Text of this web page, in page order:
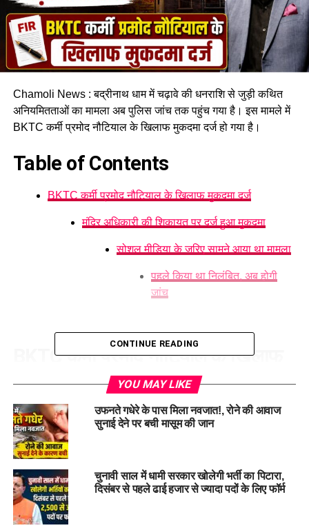
Chamoli News : बद्रीनाथ धाम में चढ़ावे की धनराशि से जुड़ी कथित
अनियमितताओं का मामला अब पुलिस जांच तक पहुंच गया है। इस मामले में
BKTC कर्मी प्रमोद नौटियाल के खिलाफ मुकदमा दर्ज हो गया है।
Table of Contents
BKTC कर्मी प्रमोद नौटियाल के खिलाफ मुकदमा दर्ज
मंदिर अधिकारी की शिकायत पर दर्ज हुआ मुकदमा
सोशल मीडिया के जरिए सामने आया था मामला
पहले किया था निलंबित, अब होगी
जांच
BKTC कर्मी प्रमोद नौटियाल के खिलाफ
मुकदमा दर्ज
बद्रीनाथ-केदारनाथ मंदिर समिति (BKTC) के अध्यक्ष कार्यालय में तैनात
व्यक्तिगत सहायक प्रमोद नौटियाल के खिलाफ बदरीनाथ थाना पुलिस ने
मुकदमा दर्ज कर जांच शुरू कर दी है। इससे पहले समिति उन्हें निलंबित कर
विभागीय जांच भी शुरू कर चुकी है।
मंदिर अधिकारी की शिकायत पर दर्ज हुआ मुकदमा
बद्रीनाथ धामके मंदिर अधिकारी युद्धवीर पुष्पवाण की लिखित शिकायत के
CONTINUE READING
YOU MAY LIKE
उफनते गधेरे के पास मिला नवजात!, रोने की आवाज
सुनाई देने पर बची मासूम की जान
चुनावी साल में धामी सरकार खोलेगी भर्ती का पिटारा,
दिसंबर से पहले ढाई हजार से ज्यादा पदों के लिए फॉर्म